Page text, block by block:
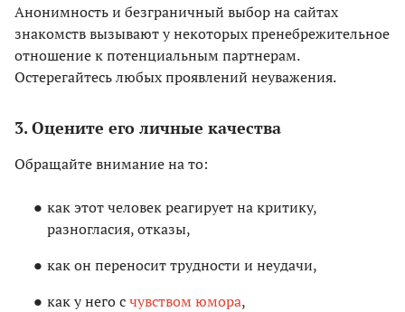
Анонимность и безграничный выбор на сайтах
знакомств вызывают у некоторых пренебрежительное
отношение к потенциальным партнерам.
Остерегайтесь любых проявлений неуважения.
3. Оцените его личные качества
Обращайте внимание на то:
как этот человек реагирует на критику,
разногласия, отказы,
как он переносит трудности и неудачи,
как у него счувством юмора,